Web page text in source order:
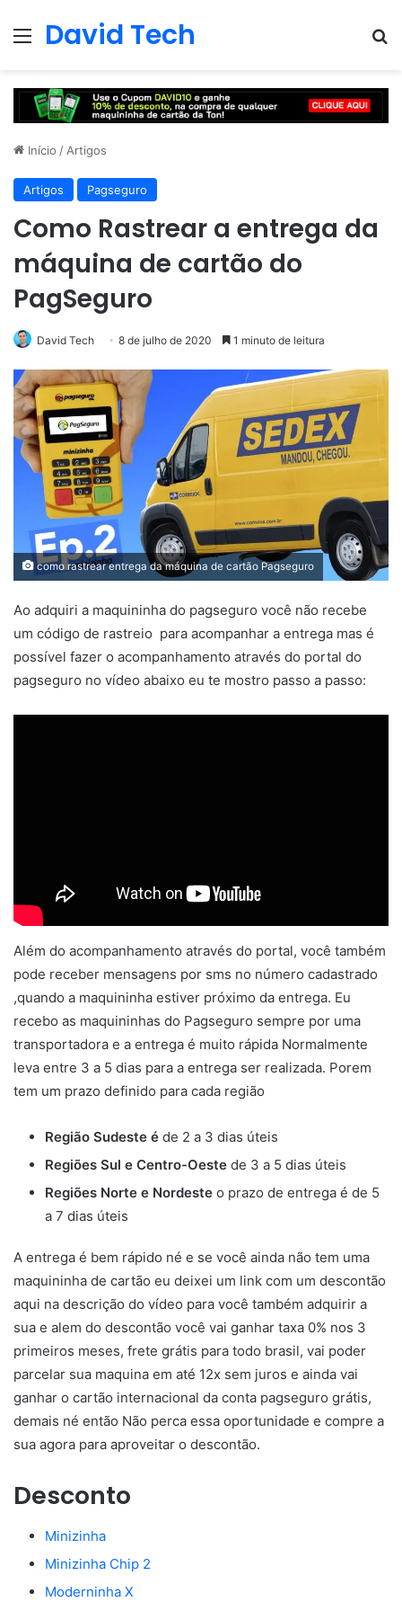
Menu
David Tech
Início / Artigos
Artigos Pagseguro
Como Rastrear a entrega da
máquina de cartão do
PagSeguro
David Tech 8 de julho de 2020 1 minuto de leitura
como rastrear entrega da máquina de cartão Pagseguro
Ao adquiri a maquininha do pagseguro você não recebe
um código de rastreio para acompanhar a entrega mas é
possível fazer o acompanhamento através do portal do
pagseguro no vídeo abaixo eu te mostro passo a passo:
Além do acompanhamento através do portal, você também
pode receber mensagens por sms no número cadastrado
,quando a maquininha estiver próximo da entrega. Eu
recebo as maquininhas do Pagseguro sempre por uma
transportadora e a entrega é muito rápida Normalmente
leva entre 3 a 5 dias para a entrega ser realizada. Porem
tem um prazo definido para cada região
Região Sudeste é de 2 a 3 dias úteis
Regiões Sul e Centro-Oeste de 3 a 5 dias úteis
Regiões Norte e Nordeste o prazo de entrega é de 5
a 7 dias úteis
A entrega é bem rápido né e se você ainda não tem uma
maquininha de cartão eu deixei um link com um descontão
aqui na descrição do vídeo para você também adquirir a
sua e alem do descontão você vai ganhar taxa 0% nos 3
primeiros meses, frete grátis para todo brasil, vai poder
parcelar sua maquina em até 12x sem juros e ainda vai
ganhar o cartão internacional da conta pagseguro grátis,
demais né então Não perca essa oportunidade e compre a
sua agora para aproveitar o descontão.
Desconto
Minizinha
Minizinha Chip 2
Moderninha X